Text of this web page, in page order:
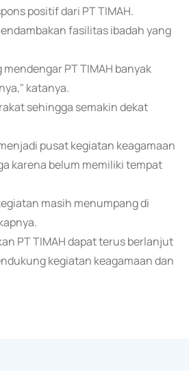
positif dari PT TIMAH.
fasilitas ibadah yang
PT TIMAH banyak
katanya.
sehingga semakin dekat
pusat kegiatan keagamaan
karena belum memiliki tempat
masih menumpang di
PT TIMAH dapat terus berlanjut
kegiatan keagamaan dan